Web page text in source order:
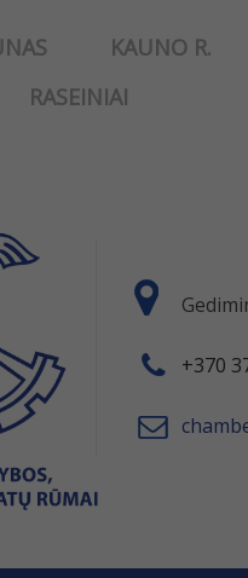
KAUNO R.
RASEINIAI
+370